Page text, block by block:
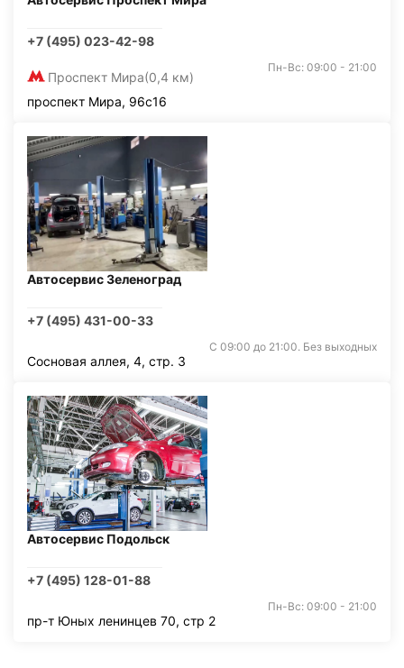
+7 (495) 023-42-98
Проспект Мира(0,4 км)
Пн-Вс: 09:00 - 21:00
проспект Мира, 96с16
Автосервис Зеленоград
+7 (495) 431-00-33
С 09:00 до 21:00. Без выходных
Сосновая аллея, 4, стр. 3
Автосервис Подольск
+7 (495) 128-01-88
Пн-Вс: 09:00 - 21:00
пр-т Юных ленинцев 70, стр 2